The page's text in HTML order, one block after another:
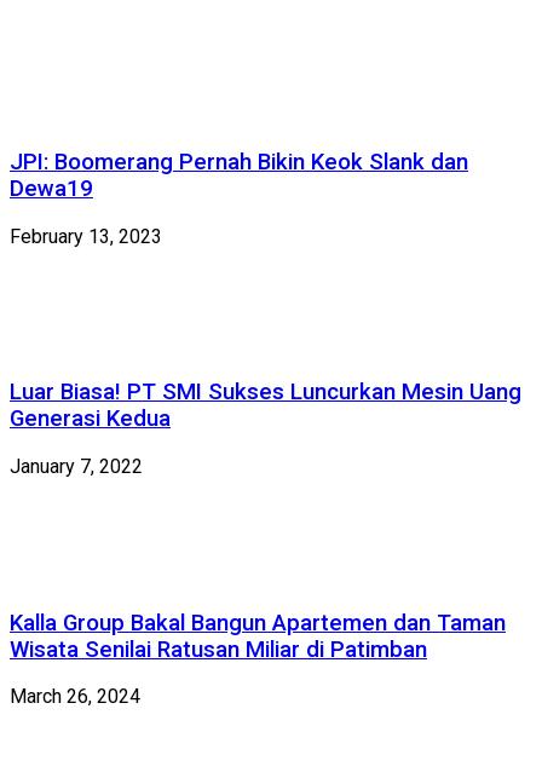
JPI: Boomerang Pernah Bikin Keok Slank dan
Dewa19
February 13, 2023
Luar Biasa! PT SMI Sukses Luncurkan Mesin Uang
Generasi Kedua
January 7, 2022
Kalla Group Bakal Bangun Apartemen dan Taman
Wisata Senilai Ratusan Miliar di Patimban
March 26, 2024